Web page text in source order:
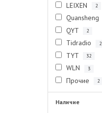
LEIXEN 2
Quansheng
QYT 2
Tidradio 2
TYT 32
WLN 3
Прочие 2
Наличие